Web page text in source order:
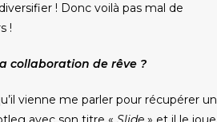
! Donc voilà pas mal de
!
collaboration de rêve ?
vienne me parler pour récupérer un